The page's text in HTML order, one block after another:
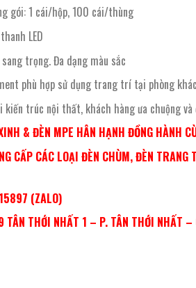
gói: 1 cái/hộp, 100 cái/thùng
LED
sang trọng. Đa dạng màu sắc
phù hợp sử dụng trang trí tại phòng
kiến trúc nội thất, khách hàng ưa chuộng
& ĐÈN MPE HÂN HẠNH ĐỒNG HÀNH
CẤP CÁC LOẠI ĐÈN CHÙM, ĐÈN
(ZALO)
THỚI NHẤT 1 – P. TÂN THỚI NHẤT –